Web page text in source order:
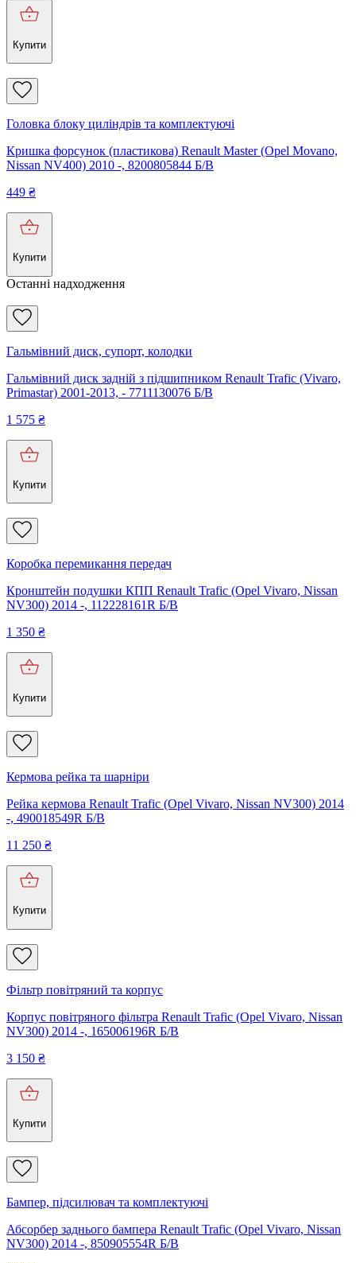
Купити
Головка блоку циліндрів та комплектуючі
Кришка форсунок (пластикова) Renault Master (Opel Movano,
Nissan NV400) 2010 -, 8200805844 Б/В
449 ₴
Купити
Останні надходження
Гальмівний диск, супорт, колодки
Гальмівний диск задній з підшипником Renault Trafic (Vivaro,
Primastar) 2001-2013, - 7711130076 Б/В
1 575 ₴
Купити
Коробка перемикання передач
Кронштейн подушки КПП Renault Trafic (Opel Vivaro, Nissan
NV300) 2014 -, 112228161R Б/В
1 350 ₴
Купити
Кермова рейка та шарніри
Рейка кермова Renault Trafic (Opel Vivaro, Nissan NV300) 2014
-, 490018549R Б/В
11 250 ₴
Купити
Фільтр повітряний та корпус
Корпус повітряного фільтра Renault Trafic (Opel Vivaro, Nissan
NV300) 2014 -, 165006196R Б/В
3 150 ₴
Купити
Бампер, підсилювач та комплектуючі
Абсорбер заднього бампера Renault Trafic (Opel Vivaro, Nissan
NV300) 2014 -, 850905554R Б/В